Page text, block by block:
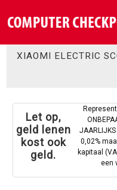
XIAOMI ELECTRIC
Let op,
geld lenen
kost ook
geld.
JAARLIJKS
0,02%
kapitaal
een